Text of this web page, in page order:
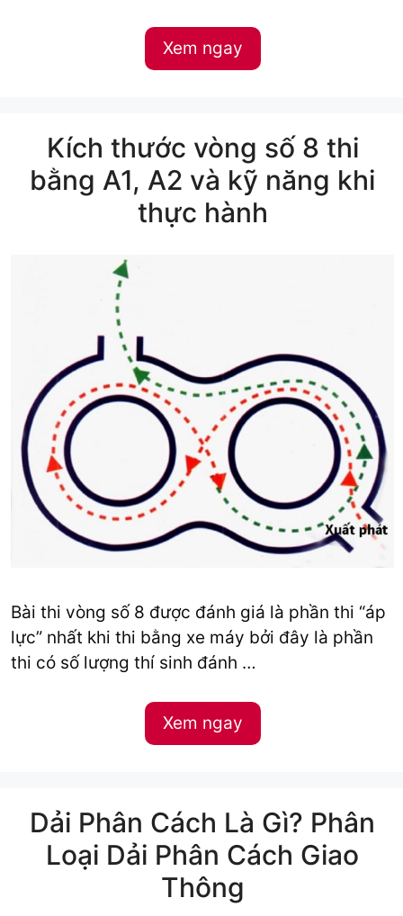
Xem ngay
Kích thước vòng số 8 thi
bằng A1, A2 và kỹ năng khi
thực hành
Bài thi vòng số 8 được đánh giá là phần thi “áp
lực” nhất khi thi bằng xe máy bởi đây là phần
thi có số lượng thí sinh đánh …
Xem ngay
Dải Phân Cách Là Gì? Phân
Loại Dải Phân Cách Giao
Thông